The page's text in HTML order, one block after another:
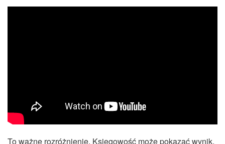
To ważne rozróżnienie. Księgowość może pokazać wynik,